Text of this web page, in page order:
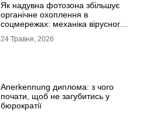
Як надувна фотозона збільшує
органічне охоплення в
соцмережах: механіка вірусного
24 Травня, 2026
Anerkennung диплома: з чого
почати, щоб не загубитись у
бюрократії